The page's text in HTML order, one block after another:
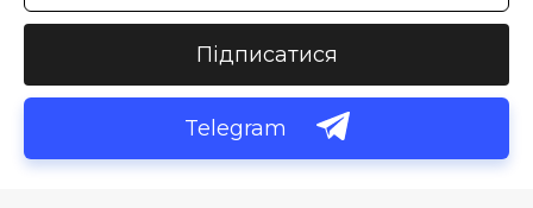
Підписатися
Telegram